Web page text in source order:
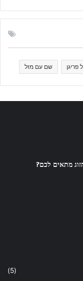
פריגן שם עם מזל
מתאים לכם?
(5)